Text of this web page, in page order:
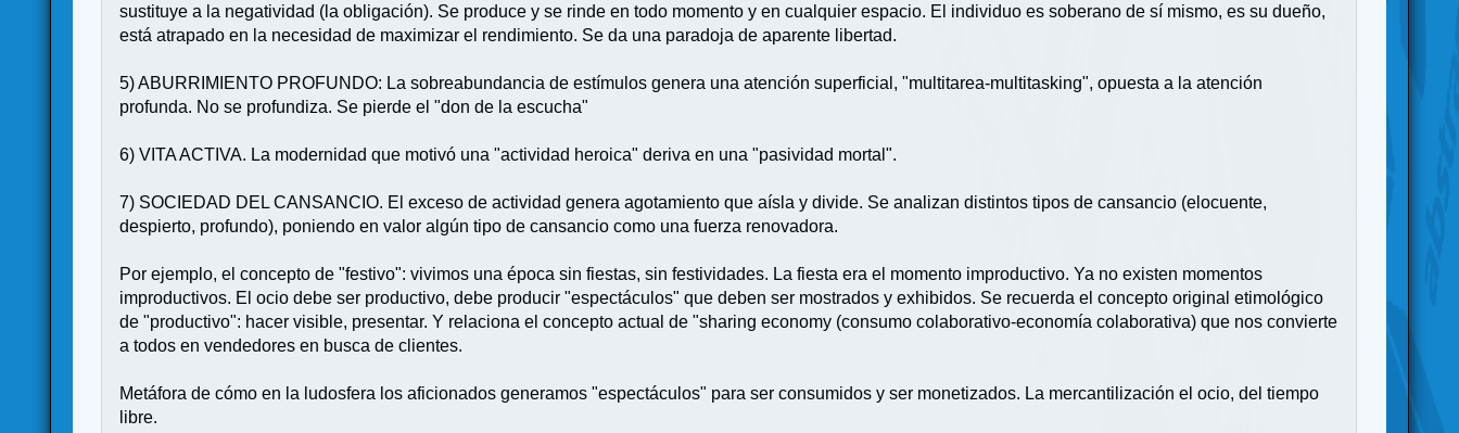
sustituye a la negatividad (la obligación). Se produce y se rinde en todo momento y en cualquier espacio. El individuo es soberano de sí mismo, es su dueño,
está atrapado en la necesidad de maximizar el rendimiento. Se da una paradoja de aparente libertad.
5) ABURRIMIENTO PROFUNDO: La sobreabundancia de estímulos genera una atención superficial, "multitarea-multitasking", opuesta a la atención
profunda. No se profundiza. Se pierde el "don de la escucha"
6) VITA ACTIVA. La modernidad que motivó una "actividad heroica" deriva en una "pasividad mortal".
7) SOCIEDAD DEL CANSANCIO. El exceso de actividad genera agotamiento que aísla y divide. Se analizan distintos tipos de cansancio (elocuente,
despierto, profundo), poniendo en valor algún tipo de cansancio como una fuerza renovadora.
Por ejemplo, el concepto de "festivo": vivimos una época sin fiestas, sin festividades. La fiesta era el momento improductivo. Ya no existen momentos
improductivos. El ocio debe ser productivo, debe producir "espectáculos" que deben ser mostrados y exhibidos. Se recuerda el concepto original etimológico
de "productivo": hacer visible, presentar. Y relaciona el concepto actual de "sharing economy (consumo colaborativo-economía colaborativa) que nos convierte
a todos en vendedores en busca de clientes.
Metáfora de cómo en la ludosfera los aficionados generamos "espectáculos" para ser consumidos y ser monetizados. La mercantilización el ocio, del tiempo
libre.